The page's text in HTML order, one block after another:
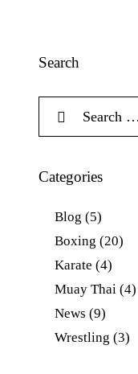
Search
Categories
Blog (5)
Boxing (20)
Karate (4)
Muay Thai (4)
News (9)
Wrestling (3)